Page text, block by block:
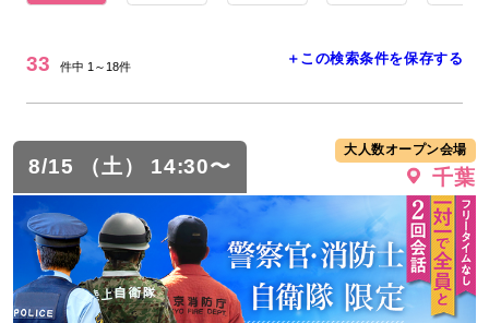
33 件中 1～18件 ＋この検索条件を保存する
8/15 （土） 14:30〜
大人数オープン会場
千葉